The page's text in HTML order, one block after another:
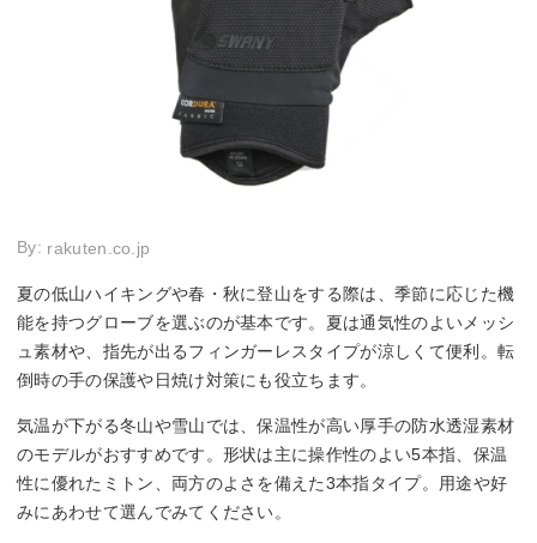
By: rakuten.co.jp
夏の低山ハイキングや春・秋に登山をする際は、季節に応じた機
能を持つグローブを選ぶのが基本です。夏は通気性のよいメッシ
ュ素材や、指先が出るフィンガーレスタイプが涼しくて便利。転
倒時の手の保護や日焼け対策にも役立ちます。
気温が下がる冬山や雪山では、保温性が高い厚手の防水透湿素材
のモデルがおすすめです。形状は主に操作性のよい5本指、保温
性に優れたミトン、両方のよさを備えた3本指タイプ。用途や好
みにあわせて選んでみてください。